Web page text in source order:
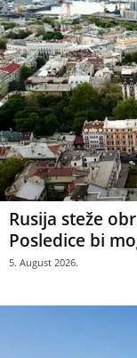
Rusija steže
Posledice bi
5. August 2026.